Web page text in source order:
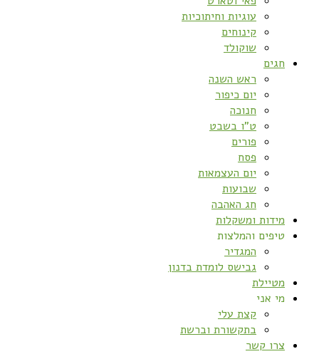
עוגיות וחיתוכיות
קינוחים
שוקולד
חגים
ראש השנה
יום כיפור
חנוכה
ט”ו בשבט
פורים
פסח
יום העצמאות
שבועות
חג האהבה
מידות ומשקלות
טיפים והמלצות
המגדיר
גבישס לומדת בדנון
מטיילת
מי אני
קצת עלי
בתקשורת וברשת
צרו קשר